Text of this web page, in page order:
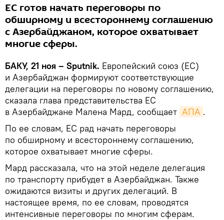
ЕС готов начать переговоры по
обширному и всестороннему соглашению
с Азербайджаном, которое охватывает
многие сферы.
БАКУ, 21 ноя – Sputnik. Европейский союз (ЕС)
и Азербайджан формируют соответствующие
делегации на переговоры по новому соглашению,
сказала глава представительства ЕС
в Азербайджане Малена Мард, сообщает АПА .
По ее словам, ЕС рад начать переговоры
по обширному и всестороннему соглашению,
которое охватывает многие сферы.
Мард рассказала, что на этой неделе делегация
по транспорту прибудет в Азербайджан. Также
ожидаются визиты и других делегаций. В
настоящее время, по ее словам, проводятся
интенсивные переговоры по многим сферам.